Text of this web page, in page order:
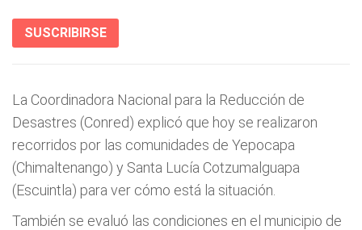
SUSCRIBIRSE
La Coordinadora Nacional para la Reducción de
Desastres (Conred) explicó que hoy se realizaron
recorridos por las comunidades de Yepocapa
(Chimaltenango) y Santa Lucía Cotzumalguapa
(Escuintla) para ver cómo está la situación.
También se evaluó las condiciones en el municipio de